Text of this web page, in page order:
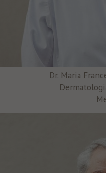
Dr. Maria